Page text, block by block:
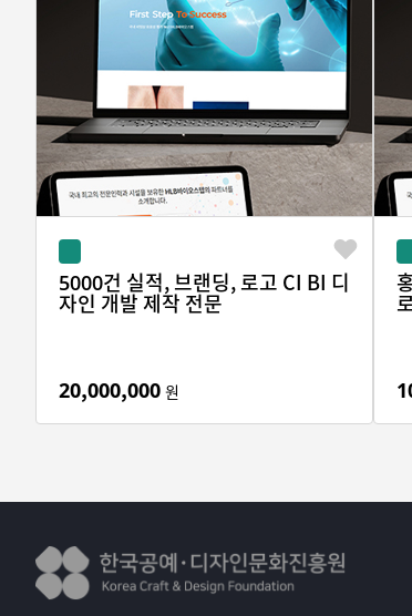
2. 기획부터 철저한 홈페이지 제작
홈페이지 제작 전반에 걸쳐 기획, 디자인, 퍼블리
특히, 기획 단계에서는 고객의 요구사항을 충분
디자인 단계에서는 젊은 감각으로 고객사의 브랜
3. 홈페이지 제작과정
홈페이지 제작의 일반적인 제작과정은 상담, 계약,
웹디자인, 웹퍼블리싱, 웹프로그램 등 각 분야별
＊홈페이지개발 유지보수＊
꼭 필요한 5가지를 무료로 제공합니다. SSL 인
유지보수 접수부터 완료까지 평균1일내 빠르게
팝업 디자인 3회, 간단한 텍스트 또는 이미지 교
5000건 실적, 브랜딩, 로고 CI BI 디
자인 개발 제작 전문
20,000,000 원